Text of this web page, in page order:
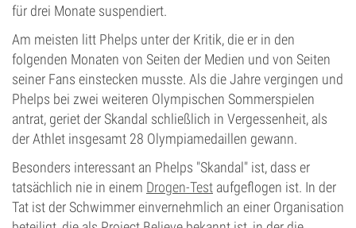
für drei Monate suspendiert.
Am meisten litt Phelps unter der Kritik, die er in den
folgenden Monaten von Seiten der Medien und von Seiten
seiner Fans einstecken musste. Als die Jahre vergingen und
Phelps bei zwei weiteren Olympischen Sommerspielen
antrat, geriet der Skandal schließlich in Vergessenheit, als
der Athlet insgesamt 28 Olympiamedaillen gewann.
Besonders interessant an Phelps "Skandal" ist, dass er
tatsächlich nie in einem Drogen-Test aufgeflogen ist. In der
Tat ist der Schwimmer einvernehmlich an einer Organisation